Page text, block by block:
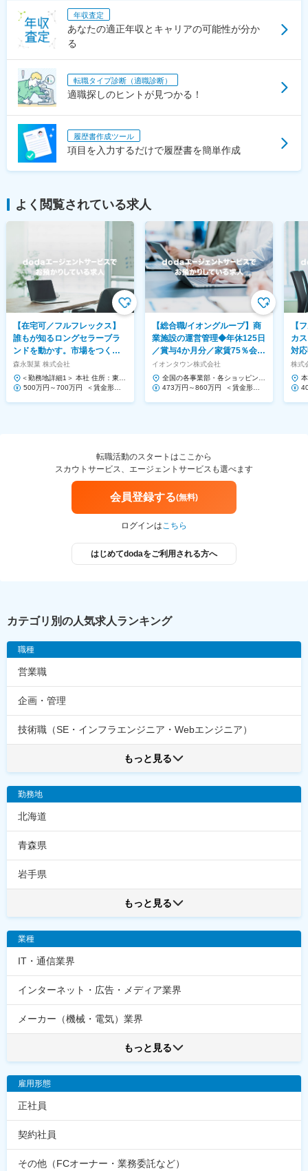
年収査定
あなたの適正年収とキャリアの可能性が分か
る
転職タイプ診断（適職診断）
適職探しのヒントが見つかる！
履歴書作成ツール
項目を入力するだけで履歴書を簡単作成
よく閲覧されている求人
【在宅可／フルフレックス】
誰もが知るロングセラーブラ
ンドを動かす。市場をつくる
提案営業◆ハイチュウ等
森永製菓 株式会社
＜勤務地詳細1＞ 本社 住所：東京
都港区芝浦1-13-16 勤務地最寄
500万円～700万円 ＜賃金形態
【総合職/イオングループ】商
業施設の運営管理◆年休125日
／賞与4か月分／家賃75％会社
負担！
イオンタウン株式会社
全国の各事業部・各ショッピング
センター 住所：千葉県千葉市美浜
473万円～860万円 ＜賃金形態
【
カ
対
株式
1
転職活動のスタートはここから
スカウトサービス、エージェントサービスも選べます
会員登録する(無料)
ログインはこちら
はじめてdodaをご利用される方へ
カテゴリ別の人気求人ランキング
職種
営業職
企画・管理
技術職（SE・インフラエンジニア・Webエンジニア）
もっと見る
勤務地
北海道
青森県
岩手県
もっと見る
業種
IT・通信業界
インターネット・広告・メディア業界
メーカー（機械・電気）業界
もっと見る
雇用形態
正社員
契約社員
その他（FCオーナー・業務委託など）